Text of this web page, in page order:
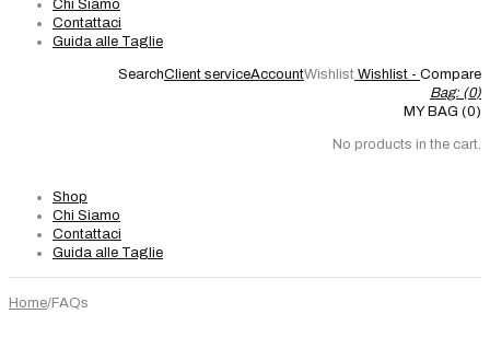
Chi Siamo
Contattaci
Guida alle Taglie
SearchClient serviceAccountWishlist Wishlist - Compare
Bag: (0)
MY BAG (0)
No products in the cart.
Shop
Chi Siamo
Contattaci
Guida alle Taglie
Home/FAQs